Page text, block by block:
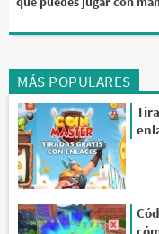
MÁS POPULARES